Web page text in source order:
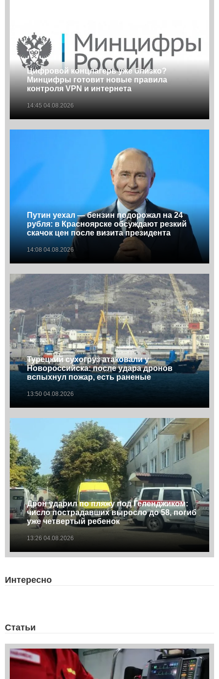
Цифровой концлагерь уже близко?
Минцифры готовит новые правила
контроля VPN и интернета
14:45 04.08.2026
Путин уехал — бензин подорожал на 24
рубля: в Красноярске обсуждают резкий
скачок цен после визита президента
14:08 04.08.2026
Турецкий сухогруз атаковали у
Новороссийска: после удара дронов
вспыхнул пожар, есть раненые
13:50 04.08.2026
Дрон ударил по пляжу под Геленджиком:
число пострадавших выросло до 58, погиб
уже четвертый ребенок
13:26 04.08.2026
Интересно
Статьи